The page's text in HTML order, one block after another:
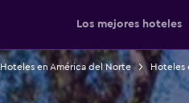
Los mejores hoteles
Hoteles en América del Norte Hoteles